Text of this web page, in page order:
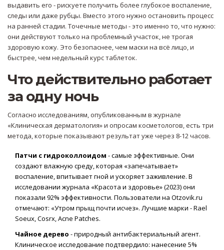
выдавить его - рискуете получить более глубокое воспаление,
следы или даже рубцы. Вместо этого нужно остановить процесс
на ранней стадии. Точечные методы - это именно то, что нужно:
они действуют только на проблемный участок, не трогая
здоровую кожу. Это безопаснее, чем маски на всё лицо, и
быстрее, чем недельный курс таблеток.
Что действительно работает
за одну ночь
Согласно исследованиям, опубликованным в журнале
«Клиническая дерматология» и опросам косметологов, есть три
метода, которые показывают результат уже через 8-12 часов.
Патчи с гидроколлоидом - самые эффективные. Они
создают влажную среду, которая «запечатывает»
воспаление, впитывает гной и ускоряет заживление. В
исследовании журнала «Красота и здоровье» (2023) они
показали 92% эффективности. Пользователи на Otzovik.ru
отмечают: «Утром прыщ почти исчез». Лучшие марки - Rael
Soeux, Cosrx, Acne Patches.
Чайное дерево - природный антибактериальный агент.
Клиническое исследование подтвердило: нанесение 5%